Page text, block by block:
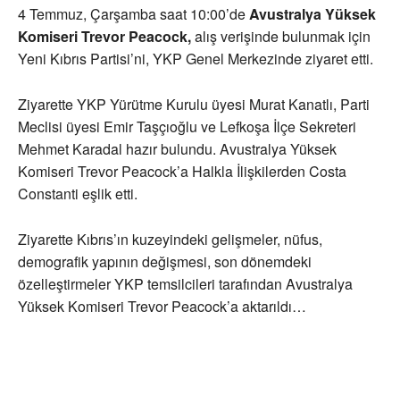
4 Temmuz, Çarşamba saat 10:00’deAvustralya Yüksek
Komiseri Trevor Peacock,alış verişinde bulunmak için
Yeni Kıbrıs Partisi’ni, YKP Genel Merkezinde ziyaret etti.
Ziyarette YKP Yürütme Kurulu üyesi Murat Kanatlı, Parti
Meclisi üyesi Emir Taşçıoğlu ve Lefkoşa İlçe Sekreteri
Mehmet Karadal hazır bulundu. Avustralya Yüksek
Komiseri Trevor Peacock’a Halkla İlişkilerden Costa
Constanti eşlik etti.
Ziyarette Kıbrıs’ın kuzeyindeki gelişmeler, nüfus,
demografik yapının değişmesi, son dönemdeki
özelleştirmeler YKP temsilcileri tarafından Avustralya
Yüksek Komiseri Trevor Peacock’a aktarıldı…